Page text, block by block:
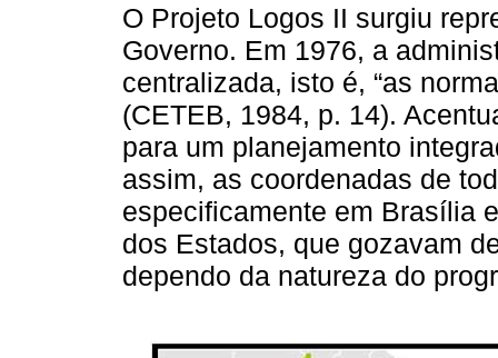
O Projeto Logos II surgiu
Governo. Em 1976, a
centralizada, isto é, “as
(CETEB, 1984, p. 14).
para um planejamento
assim, as coordenadas de
especificamente em Brasília
dos Estados, que gozavam
dependo da natureza do